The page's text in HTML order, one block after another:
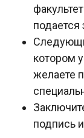
подается
котором
желаете
подпись